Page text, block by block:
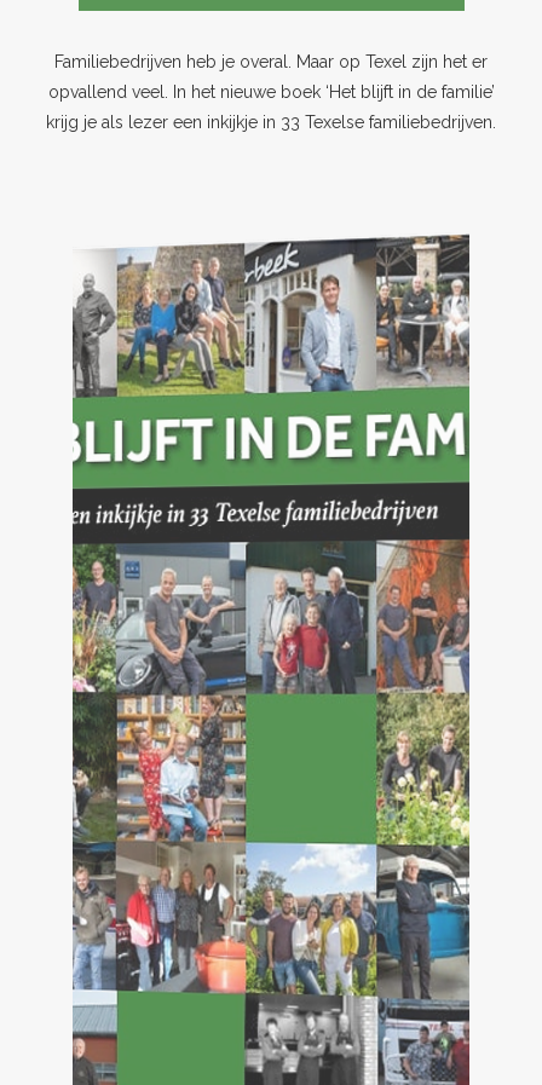
Familiebedrijven heb je overal. Maar op Texel zijn het er
opvallend veel. In het nieuwe boek ‘Het blijft in de familie’
krijg je als lezer een inkijkje in 33 Texelse familiebedrijven.